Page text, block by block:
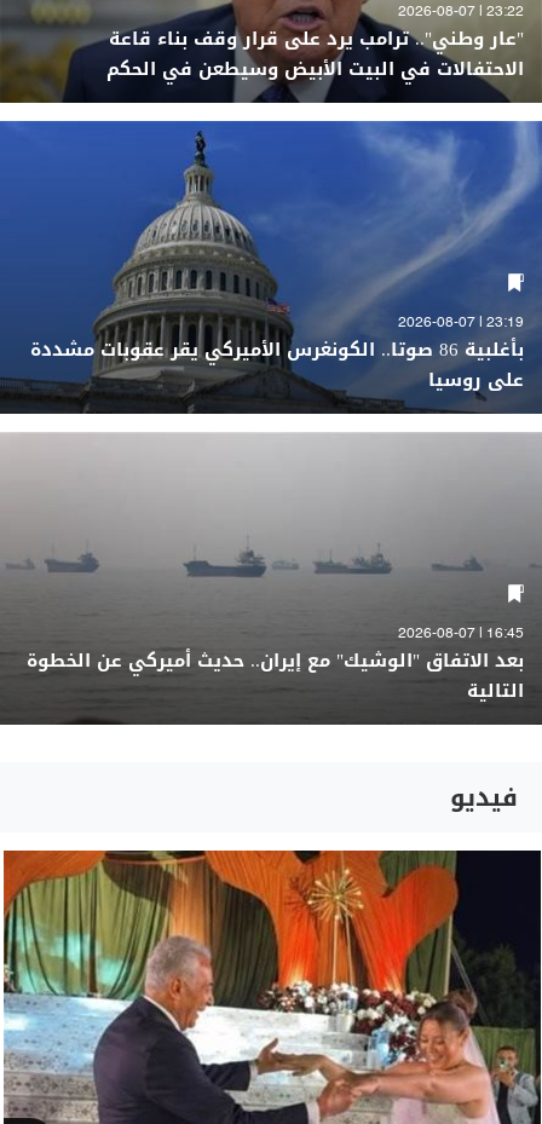
23:22 | 2026-08-07
"عار وطني".. ترامب يرد على قرار وقف بناء قاعة
الاحتفالات في البيت الأبيض وسيطعن في الحكم
23:19 | 2026-08-07
بأغلبية 86 صوتا.. الكونغرس الأميركي يقر عقوبات مشددة
على روسيا
16:45 | 2026-08-07
بعد الاتفاق "الوشيك" مع إيران.. حديث أميركي عن الخطوة
التالية
فيديو